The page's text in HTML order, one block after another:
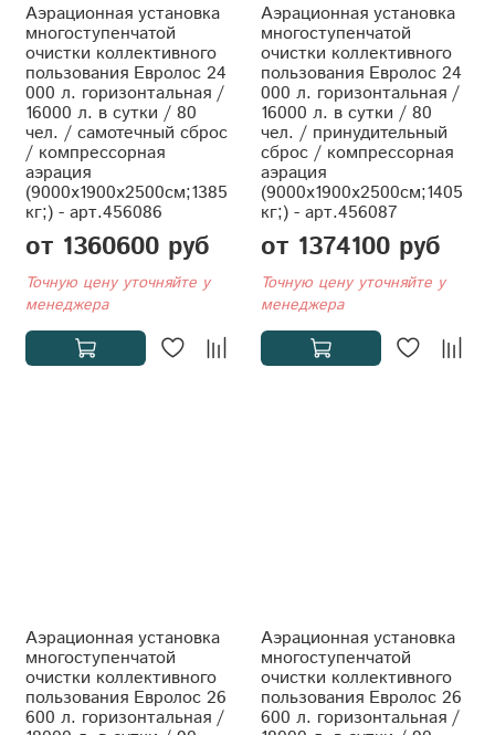
Аэрационная установка
многоступенчатой
очистки коллективного
пользования Евролос 24
000 л. горизонтальная /
16000 л. в сутки / 80
чел. / самотечный сброс
/ компрессорная
аэрация
(9000x1900x2500см;1385
кг;) - арт.456086
от 1360600 руб
Точную цену уточняйте у
менеджера
Аэрационная установка
многоступенчатой
очистки коллективного
пользования Евролос 24
000 л. горизонтальная /
16000 л. в сутки / 80
чел. / принудительный
сброс / компрессорная
аэрация
(9000x1900x2500см;1405
кг;) - арт.456087
от 1374100 руб
Точную цену уточняйте у
менеджера
Аэрационная установка
многоступенчатой
очистки коллективного
пользования Евролос 26
600 л. горизонтальная /
Аэрационная установка
многоступенчатой
очистки коллективного
пользования Евролос 26
600 л. горизонтальная /